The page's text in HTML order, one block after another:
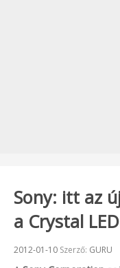
Sony: itt az
a Crystal
Beküldve:
2012-01-10 Szerző: GURU